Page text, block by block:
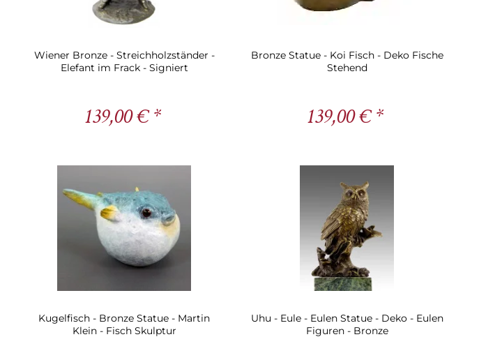
Wiener Bronze - Streichholzständer -
Elefant im Frack - Signiert
139,00 € *
Bronze Statue - Koi Fisch - Deko Fische
Stehend
139,00 € *
Kugelfisch - Bronze Statue - Martin
Klein - Fisch Skulptur
Uhu - Eule - Eulen Statue - Deko - Eulen
Figuren - Bronze